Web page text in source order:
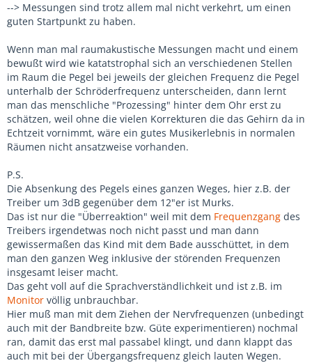
--> Messungen sind trotz allem mal nicht verkehrt, um einen
guten Startpunkt zu haben.
Wenn man mal raumakustische Messungen macht und einem
bewußt wird wie katatstrophal sich an verschiedenen Stellen
im Raum die Pegel bei jeweils der gleichen Frequenz die Pegel
unterhalb der Schröderfrequenz unterscheiden, dann lernt
man das menschliche "Prozessing" hinter dem Ohr erst zu
schätzen, weil ohne die vielen Korrekturen die das Gehirn da in
Echtzeit vornimmt, wäre ein gutes Musikerlebnis in normalen
Räumen nicht ansatzweise vorhanden.
P.S.
Die Absenkung des Pegels eines ganzen Weges, hier z.B. der
Treiber um 3dB gegenüber dem 12"er ist Murks.
Das ist nur die "Überreaktion" weil mit dem Frequenzgang des
Treibers irgendetwas noch nicht passt und man dann
gewissermaßen das Kind mit dem Bade ausschüttet, in dem
man den ganzen Weg inklusive der störenden Frequenzen
insgesamt leiser macht.
Das geht voll auf die Sprachverständlichkeit und ist z.B. im
Monitor völlig unbrauchbar.
Hier muß man mit dem Ziehen der Nervfrequenzen (unbedingt
auch mit der Bandbreite bzw. Güte experimentieren) nochmal
ran, damit das erst mal passabel klingt, und dann klappt das
auch mit bei der Übergangsfrequenz gleich lauten Wegen.